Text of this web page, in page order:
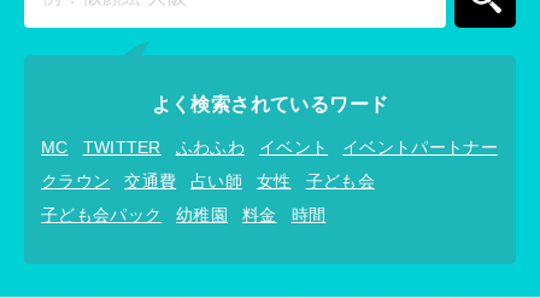
よく検索されているワード
MC TWITTER ふわふわ イベント
イベントパートナー
クラウン
交通費 占い師 女性
子ども会
子ども会パック
幼稚園 料金 時間